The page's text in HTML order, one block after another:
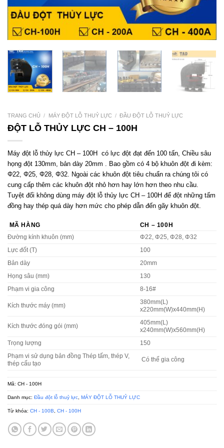
TRANG CHỦ / MÁY ĐỘT LỖ THUỶ LỰC / ĐẦU ĐỘT LỖ THUỶ LỰC
ĐỘT LỖ THỦY LỰC CH – 100H
Máy đột lỗ thủy lực CH – 100H có lực đột đạt đến 100 tấn, Chiều sâu
họng đột 130mm, bản dày 20mm . Bao gồm có 4 bộ khuôn đột đi kèm:
Φ22, Φ25, Φ28, Φ32. Ngoài các khuôn đột tiêu chuẩn ra chúng tôi có
cung cấp thêm các khuôn đột nhỏ hơn hay lớn hơn theo nhu cầu.
Tuyệt đối không dùng máy đột lỗ thủy lực CH – 100H để đột những tấm
đồng hay thép quá dày hơn mức cho phép dẫn đến gãy khuôn đột.
MÃ HÀNG
CH – 100H
Đường kính khuôn (mm)
Φ22, Φ25, Φ28, Φ32
Lực đốt (T)
100
Bản dày
20mm
Họng sâu (mm)
130
Phạm vi gia công
8-16#
Kích thước máy (mm)
380mm(L)
x220mm(W)x440mm(H)
Kích thước đóng gói (mm)
405mm(L)
x240mm(W)x560mm(H)
Trọng lượng
150
Phạm vi sử dụng bản đồng Thép tấm, thép V,
thép cấu tạo
Có thế gia công
Mã: CH - 100H
Danh mục: Đầu đột lỗ thuỷ lực MÁY ĐỘT LỖ THUỶ LỰC
Từ khóa: CH - 100B CH - 100H